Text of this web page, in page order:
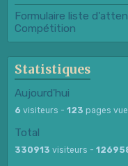
Formulaire liste
Compétition
Statistiques
Aujourd'hui
6 visiteurs - 123 pages
Total
330913 visiteurs -